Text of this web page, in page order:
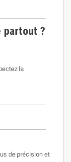
?
la
de précision et